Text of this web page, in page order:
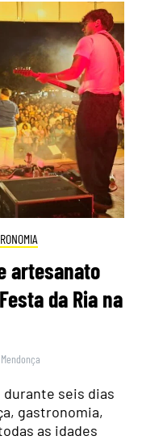
artesanato
da Ria na
seis dias
gastronomia,
as idades